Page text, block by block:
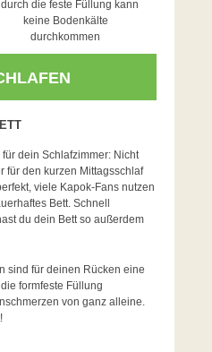
die feste Füllung kann
keine Bodenkälte
durchkommen
dein Schlafzimmer: Nicht
für den kurzen Mittagsschlaf
viele Kapok-Fans nutzen
Bett. Schnell
du dein Bett so außerdem
sind für deinen Rücken eine
formfeste Füllung
von ganz alleine.